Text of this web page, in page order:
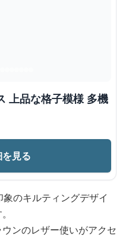
上品な格子模様 多機
見る
のキルティングデザイ
ンのレザー使いがアクセ